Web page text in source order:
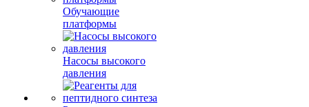
Обучающие
платформы
Насосы высокого
давления